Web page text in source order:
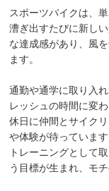
スポーツバイクは、
漕ぎ出すたびに新し
な達成感があり、風
ます。
通勤や通学に取り入
レッシュの時間に変わ
休日に仲間とサイク
や体験が待っています
トレーニングとして
う目標が生まれ、モ